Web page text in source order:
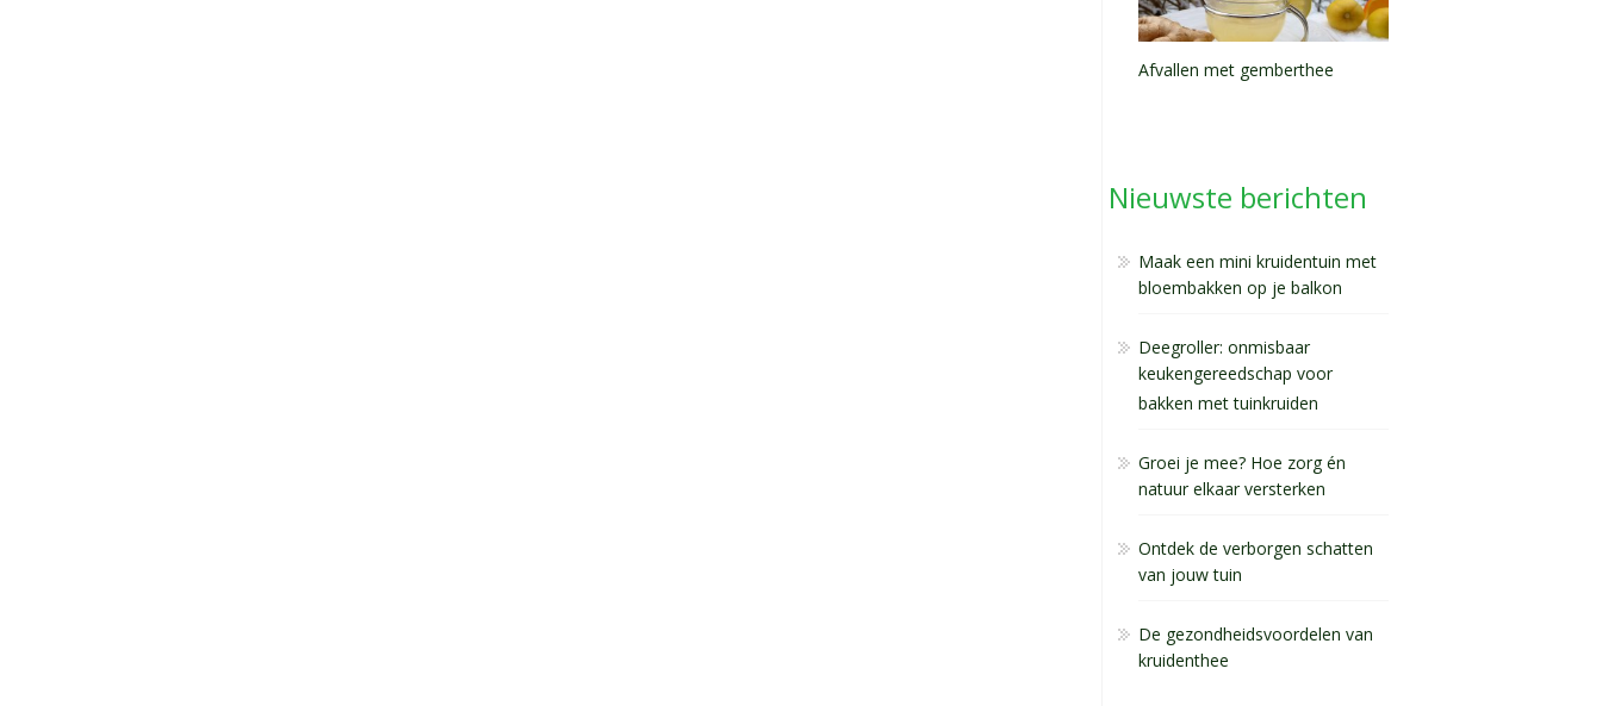
Afvallen met gemberthee
Nieuwste berichten
Maak een mini kruidentuin met
bloembakken op je balkon
Deegroller: onmisbaar
keukengereedschap voor
bakken met tuinkruiden
Groei je mee? Hoe zorg én
natuur elkaar versterken
Ontdek de verborgen schatten
van jouw tuin
De gezondheidsvoordelen van
kruidenthee